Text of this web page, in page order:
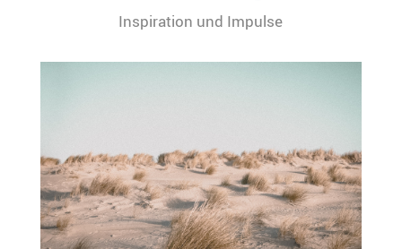
Inspiration und Impulse